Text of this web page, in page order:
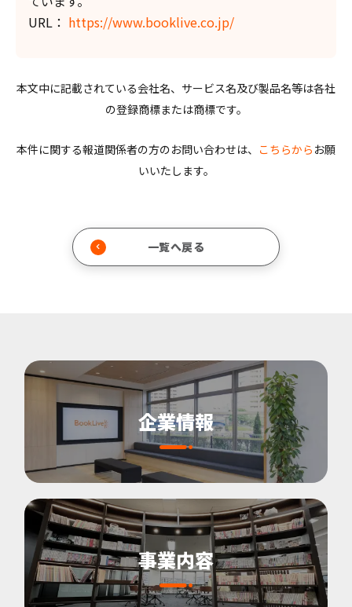
URL： https://www.booklive.co.jp/
本文中に記載されている会社名、サービス名及び製品名等は各社
の登録商標または商標です。
本件に関する報道関係者の方のお問い合わせは、 こちらから お願
いいたします。
一覧へ戻る
企業情報
事業内容